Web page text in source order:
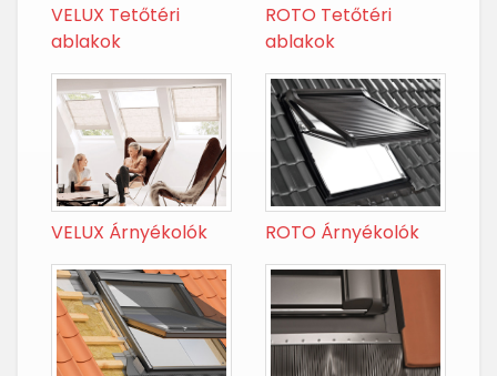
VELUX Tetőtéri
ablakok
ROTO Tetőtéri
ablakok
VELUX Árnyékolók ROTO Árnyékolók